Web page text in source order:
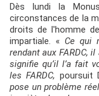
Dès lundi la
circonstances de la
droits de l'homme
impartiale. « Ce qui
rendant aux FARDC,
signifie qu’il l’a fait
les FARDC, poursuit
pose un problème